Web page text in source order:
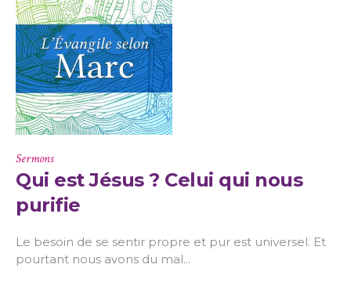
Sermons
Qui est Jésus ? Celui qui nous
purifie
Le besoin de se sentir propre et pur est universel. Et
pourtant nous avons du mal...